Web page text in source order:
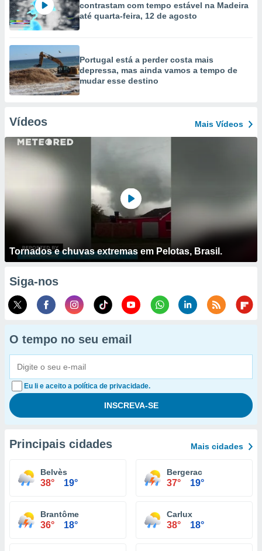
contrastam com tempo estável na Madeira
até quarta-feira, 12 de agosto
Portugal está a perder costa mais
depressa, mas ainda vamos a tempo de
mudar esse destino
Vídeos Mais Vídeos
Tornados e chuvas extremas em Pelotas, Brasil.
Siga-nos
O tempo no seu email
Eu li e aceito a política de privacidade.
Principais cidades Mais cidades
Belvès
38° 19°
Bergerac
37° 19°
Brantôme
36° 18°
Carlux
38° 18°